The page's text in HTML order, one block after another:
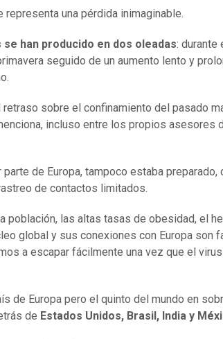
representa una pérdida inimaginable.
se han producido en dos ol eadas: durante
seguido de un aumento lento y
sobre el confinamiento del pasado
incluso entre los propios asesores
parte de Europa, tampoco estaba preparado,
de contactos limitados.
población, las altas tasas de obesidad, el
global y sus conexiones con Europa son
a escapar fácilmente una vez que el
de Europa pero el quinto del mundo en
de Estados Unidos, Brasil, India y